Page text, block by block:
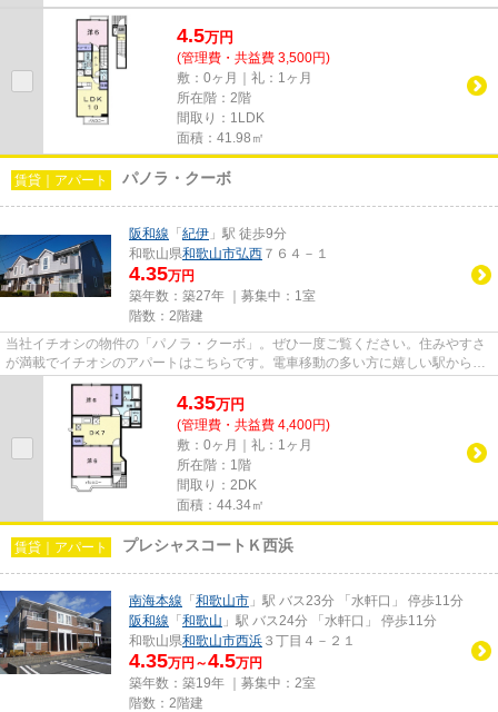
4.5万円
(管理費・共益費 3,500円)
敷：0ヶ月｜礼：1ヶ月
所在階：2階
間取り：1LDK
面積：41.98㎡
賃貸｜アパート パノラ・クーボ
阪和線 「 紀伊 」駅 徒歩9分
和歌山県和歌山市弘西 ７６４－１
4.35万円
築年数：築27年 ｜募集中： 1室
階数：2階建
当社イチオシの物件の「パノラ・クーボ」。ぜひ一度ご覧ください。住みやすさ
が満載でイチオシのアパートはこちらです。電車移動の多い方に嬉しい駅から徒
歩9分の物件です。当社は、お...
4.35万円
(管理費・共益費 4,400円)
敷：0ヶ月｜礼：1ヶ月
所在階：1階
間取り：2DK
面積：44.34㎡
賃貸｜アパート プレシャスコートＫ西浜
南海本線 「 和歌山市 」駅 バス23分 「水軒口」 停歩11分
阪和線 「 和歌山 」駅 バス24分 「水軒口」 停歩11分
和歌山県和歌山市西浜 ３丁目４－２１
4.35万円～4.5万円
築年数：築19年 ｜募集中： 2室
階数：2階建